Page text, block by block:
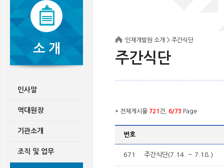
소 개
인사말
역대원장
기관소개
조직 및 업무
인재개발원 소개 > 주간식단
주간식단
* 전체게시물 721 건, 6/73 Page
번호
671 주간식단(7.14. ~ 7.18.)